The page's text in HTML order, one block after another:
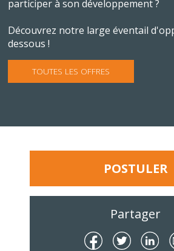
participer à son développement ?
Découvrez notre large éventail
dessous !
TOUTES LES OFFRES
POSTULER
Partager